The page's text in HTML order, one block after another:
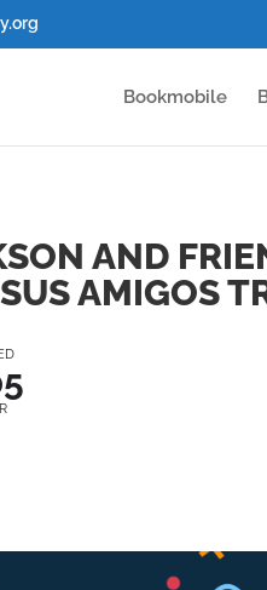
Bookmobile
AND
AMIGOS